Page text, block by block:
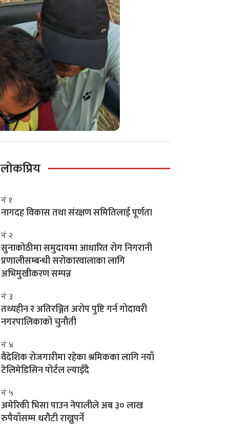
लोकप्रिय
नंः १
नागदह विकास तथा संरक्षण समितिलाई पूर्णता
नंः २
सुनाकोठीमा समुदायमा आधारित रोग निगरानी
प्रणालीसम्बन्धी सरोकारवालाका लागि
अभिमुखीकरण सम्पन्न
नंः ३
तथ्यहीन र अतिरञ्जित अरोप पुष्टि गर्न गोदावरी
नगरपालिकाको चुनौती
नंः ४
वैदेशिक रोजगारीमा रहेका श्रमिकका लागि नयाँ
टेलिमेडिसिन पोर्टल ल्याइँदै
नंः ५
अमेरिकी भिसा पाउन नेपालीले अब ३० लाख
रुपैयाँसम्म धरौटी राख्नुपर्ने